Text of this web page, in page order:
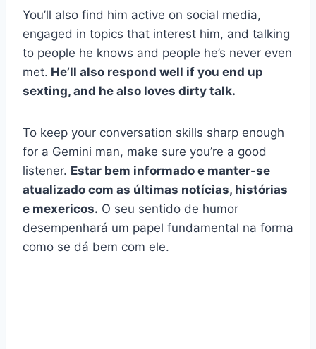
You’ll also find him active on social media,
engaged in topics that interest him, and talking
to people he knows and people he’s never even
met. He’ll also respond well if you end up
sexting, and he also loves dirty talk.
To keep your conversation skills sharp enough
for a Gemini man, make sure you’re a good
listener. Estar bem informado e manter-se
atualizado com as últimas notícias, histórias
e mexericos. O seu sentido de humor
desempenhará um papel fundamental na forma
como se dá bem com ele.